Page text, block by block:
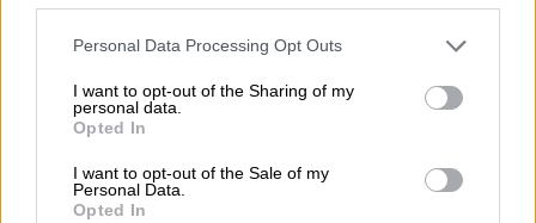
Please note that this website/app uses one or more Google
not limited to your visit or usage behaviour. You may click to
grant or deny consent to Google and its third-party tags to
use your data for below specified purposes in below Google
consent section.
Personal Data Processing Opt Outs
I want to opt-out of the Sharing of my
personal data.
Opted In
I want to opt-out of the Sale of my
Personal Data.
Opted In
Ελλάδα|07.02.2022 10:29
Απολογείται ο 23χρονος για τη
Θεσσαλονίκη - Άνοιξαν στόματα μετά
τις συλλήψεις
Ελλάδα|07.02.2022 10:54